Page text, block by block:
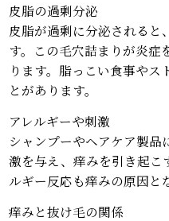
皮脂の過剰分泌
皮脂が過剰に分泌されると
す。この毛穴詰まりが炎症
ります。脂っこい食事やス
とがあります。
アレルギーや刺激
シャンプーやヘアケア製品
激を与え、痒みを引き起こ
ルギー反応も痒みの原因と
痒みと抜け毛の関係